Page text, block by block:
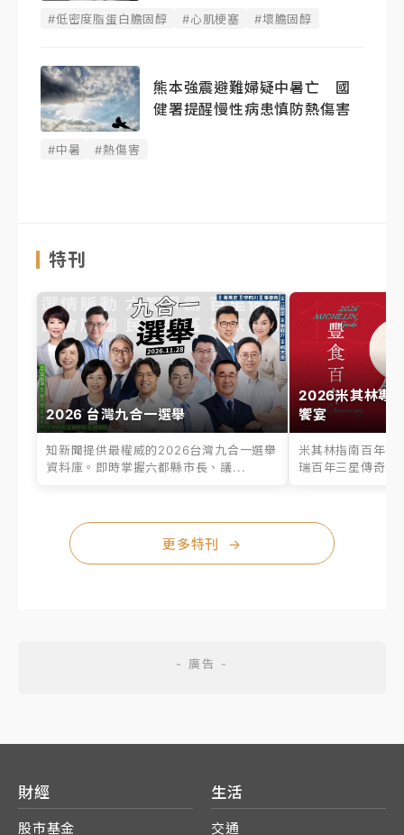
#低密度脂蛋白膽固醇 #心肌梗塞 #壞膽固醇
熊本強震避難婦疑中暑亡 國
健署提醒慢性病患慎防熱傷害
#中暑 #熱傷害
特刊
2026 台灣九合一選舉
知新聞提供最權威的2026台灣九合一選舉
資料庫。即時掌握六都縣市長、議...
2026米其林專
饗宴
米其林指南百年之
瑞百年三星傳奇、
更多特刊 →
財經
股市基金
生活
交通